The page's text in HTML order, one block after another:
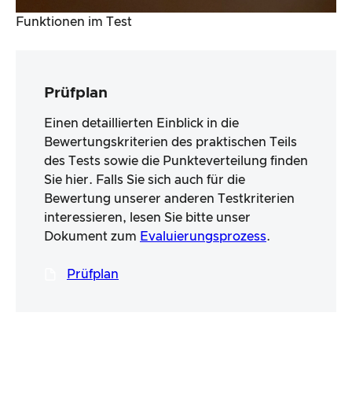
Funktionen im Test
Prüfplan
Einen detaillierten Einblick in die
Bewertungskriterien des praktischen Teils
des Tests sowie die Punkteverteilung finden
Sie hier. Falls Sie sich auch für die
Bewertung unserer anderen Testkriterien
interessieren, lesen Sie bitte unser
Dokument zum Evaluierungsprozess.
Prüfplan